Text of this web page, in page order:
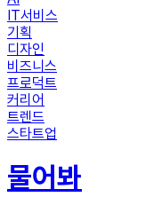
IT서비스
기획
디자인
비즈니스
프로덕트
커리어
트렌드
스타트업
물어봐